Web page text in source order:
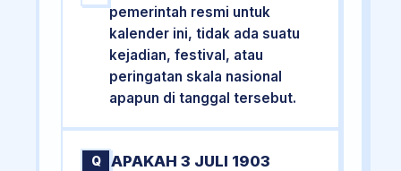
pemerintah resmi untuk
kalender ini, tidak ada suatu
kejadian, festival, atau
peringatan skala nasional
apapun di tanggal tersebut.
Q
APAKAH 3 JULI 1903